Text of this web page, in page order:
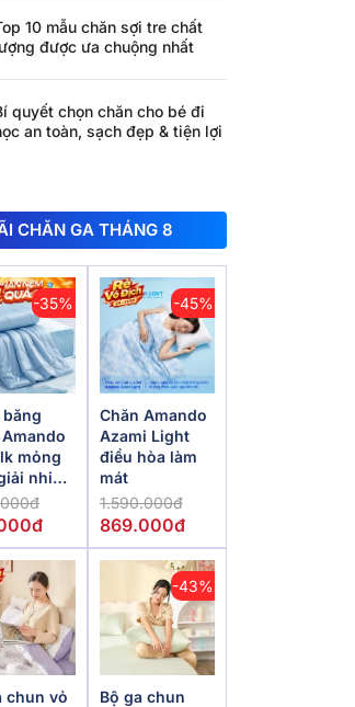
10 mẫu chăn sợi tre chất
được ưa chuộng nhất
quyết chọn chăn cho bé đi
an toàn, sạch đẹp & tiện lợi
CHĂN GA THÁNG 8
-35%
băng
mỏng
nhiệt
-45%
Chăn Amando
Azami Light
điều hòa làm
mát
1.590.000đ
869.000đ
chun vỏ
-43%
Bộ ga chun